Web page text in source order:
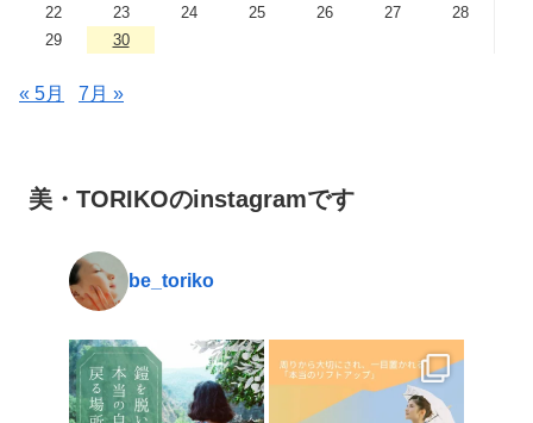
22
23 24 25 26 27
28
29
30
« 5月 7月 »
美・TORIKOのinstagramです
be_toriko